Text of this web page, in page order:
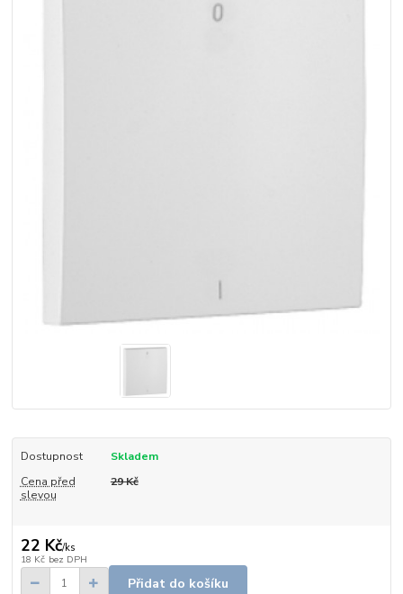
Dostupnost
Skladem
Cena před
slevou
29 Kč
22 Kč/ks
18 Kč bez DPH
Přidat do košíku